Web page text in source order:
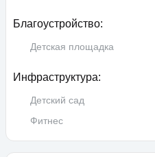
Благоустройство:
Детская площадка
Инфраструктура:
Детский сад
Фитнес